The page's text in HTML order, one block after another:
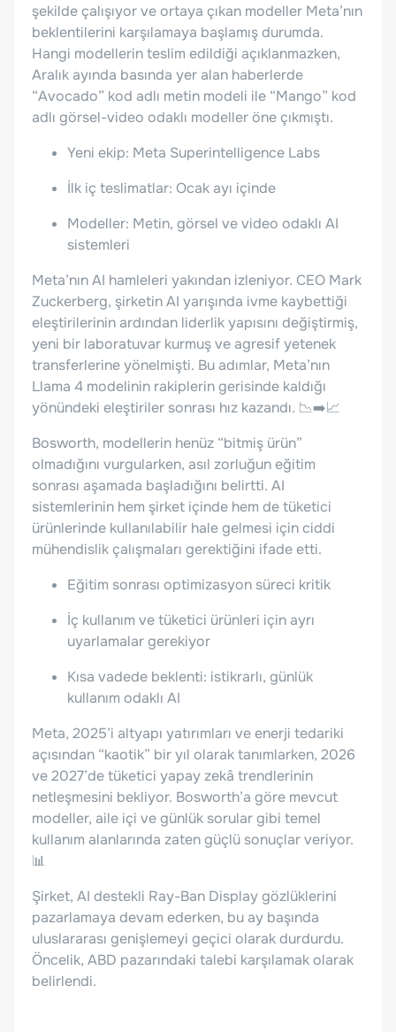
şekilde çalışıyor ve ortaya çıkan modeller Meta’nın
beklentilerini karşılamaya başlamış durumda.
Hangi modellerin teslim edildiği açıklanmazken,
Aralık ayında basında yer alan haberlerde
“Avocado” kod adlı metin modeli ile “Mango” kod
adlı görsel-video odaklı modeller öne çıkmıştı.
Yeni ekip: Meta Superintelligence Labs
İlk iç teslimatlar: Ocak ayı içinde
Modeller: Metin, görsel ve video odaklı AI
sistemleri
Meta’nın AI hamleleri yakından izleniyor. CEO Mark
Zuckerberg, şirketin AI yarışında ivme kaybettiği
eleştirilerinin ardından liderlik yapısını değiştirmiş,
yeni bir laboratuvar kurmuş ve agresif yetenek
transferlerine yönelmişti. Bu adımlar, Meta’nın
Llama 4 modelinin rakiplerin gerisinde kaldığı
yönündeki eleştiriler sonrası hız kazandı. 📉➡️📈
Bosworth, modellerin henüz “bitmiş ürün”
olmadığını vurgularken, asıl zorluğun eğitim
sonrası aşamada başladığını belirtti. AI
sistemlerinin hem şirket içinde hem de tüketici
ürünlerinde kullanılabilir hale gelmesi için ciddi
mühendislik çalışmaları gerektiğini ifade etti.
Eğitim sonrası optimizasyon süreci kritik
İç kullanım ve tüketici ürünleri için ayrı
uyarlamalar gerekiyor
Kısa vadede beklenti: istikrarlı, günlük
kullanım odaklı AI
Meta, 2025’i altyapı yatırımları ve enerji tedariki
açısından “kaotik” bir yıl olarak tanımlarken, 2026
ve 2027’de tüketici yapay zekâ trendlerinin
netleşmesini bekliyor. Bosworth’a göre mevcut
modeller, aile içi ve günlük sorular gibi temel
kullanım alanlarında zaten güçlü sonuçlar veriyor.
📊
Şirket, AI destekli Ray-Ban Display gözlüklerini
pazarlamaya devam ederken, bu ay başında
uluslararası genişlemeyi geçici olarak durdurdu.
Öncelik, ABD pazarındaki talebi karşılamak olarak
belirlendi.